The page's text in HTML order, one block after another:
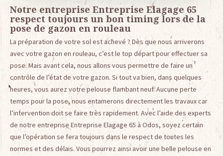
Notre entreprise Entreprise Elagage 65
respect toujours un bon timing lors de la
pose de gazon en rouleau
La préparation de votre sol est achevé ? Dès que nous arriverons
avec votre gazon en rouleau, c’est le top départ pour effectuer sa
pose. Mais avant cela, nous allons vous permettre de faire un
contrôle de l’état de votre gazon. Si tout va bien, dans quelques
heures, vous aurez votre pelouse flambant neuf. Aucune perte
temps pour la pose, nous entamerons directement les travaux car
l’intervention doit se faire très rapidement. Avec l’aide des experts
de notre entreprise Entreprise Elagage 65 à Odos, soyez certain
que l’opération se fera toujours dans le respect de toutes les
normes et des délais. Vous pourrez ainsi avoir une belle pelouse en